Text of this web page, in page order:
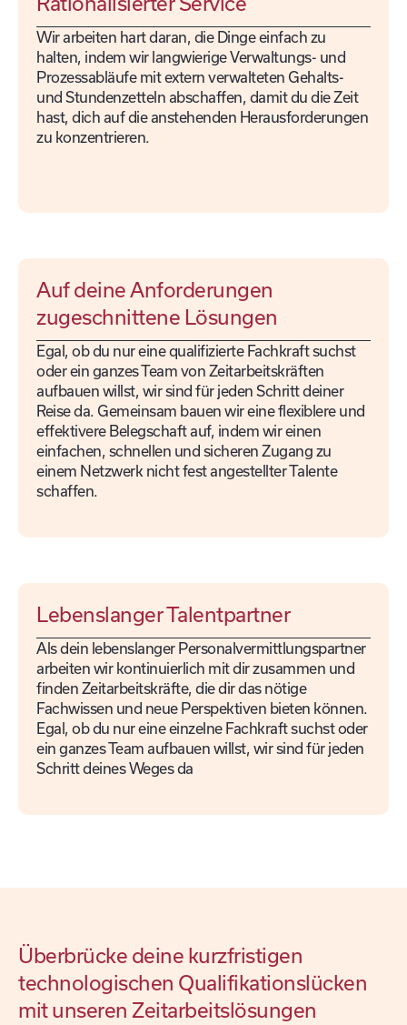
Wir arbeiten hart daran, die Dinge einfach zu
halten, indem wir langwierige Verwaltungs- und
Prozessabläufe mit extern verwalteten Gehalts-
und Stundenzetteln abschaffen, damit du die Zeit
hast, dich auf die anstehenden Herausforderungen
zu konzentrieren.
Auf deine Anforderungen
zugeschnittene Lösungen
Egal, ob du nur eine qualifizierte Fachkraft suchst
oder ein ganzes Team von Zeitarbeitskräften
aufbauen willst, wir sind für jeden Schritt deiner
Reise da. Gemeinsam bauen wir eine flexiblere und
effektivere Belegschaft auf, indem wir einen
einfachen, schnellen und sicheren Zugang zu
einem Netzwerk nicht fest angestellter Talente
schaffen.
Lebenslanger Talentpartner
Als dein lebenslanger Personalvermittlungspartner
arbeiten wir kontinuierlich mit dir zusammen und
finden Zeitarbeitskräfte, die dir das nötige
Fachwissen und neue Perspektiven bieten können.
Egal, ob du nur eine einzelne Fachkraft suchst oder
ein ganzes Team aufbauen willst, wir sind für jeden
Schritt deines Weges da
Überbrücke deine kurzfristigen
technologischen Qualifikationslücken
mit unseren Zeitarbeitslösungen